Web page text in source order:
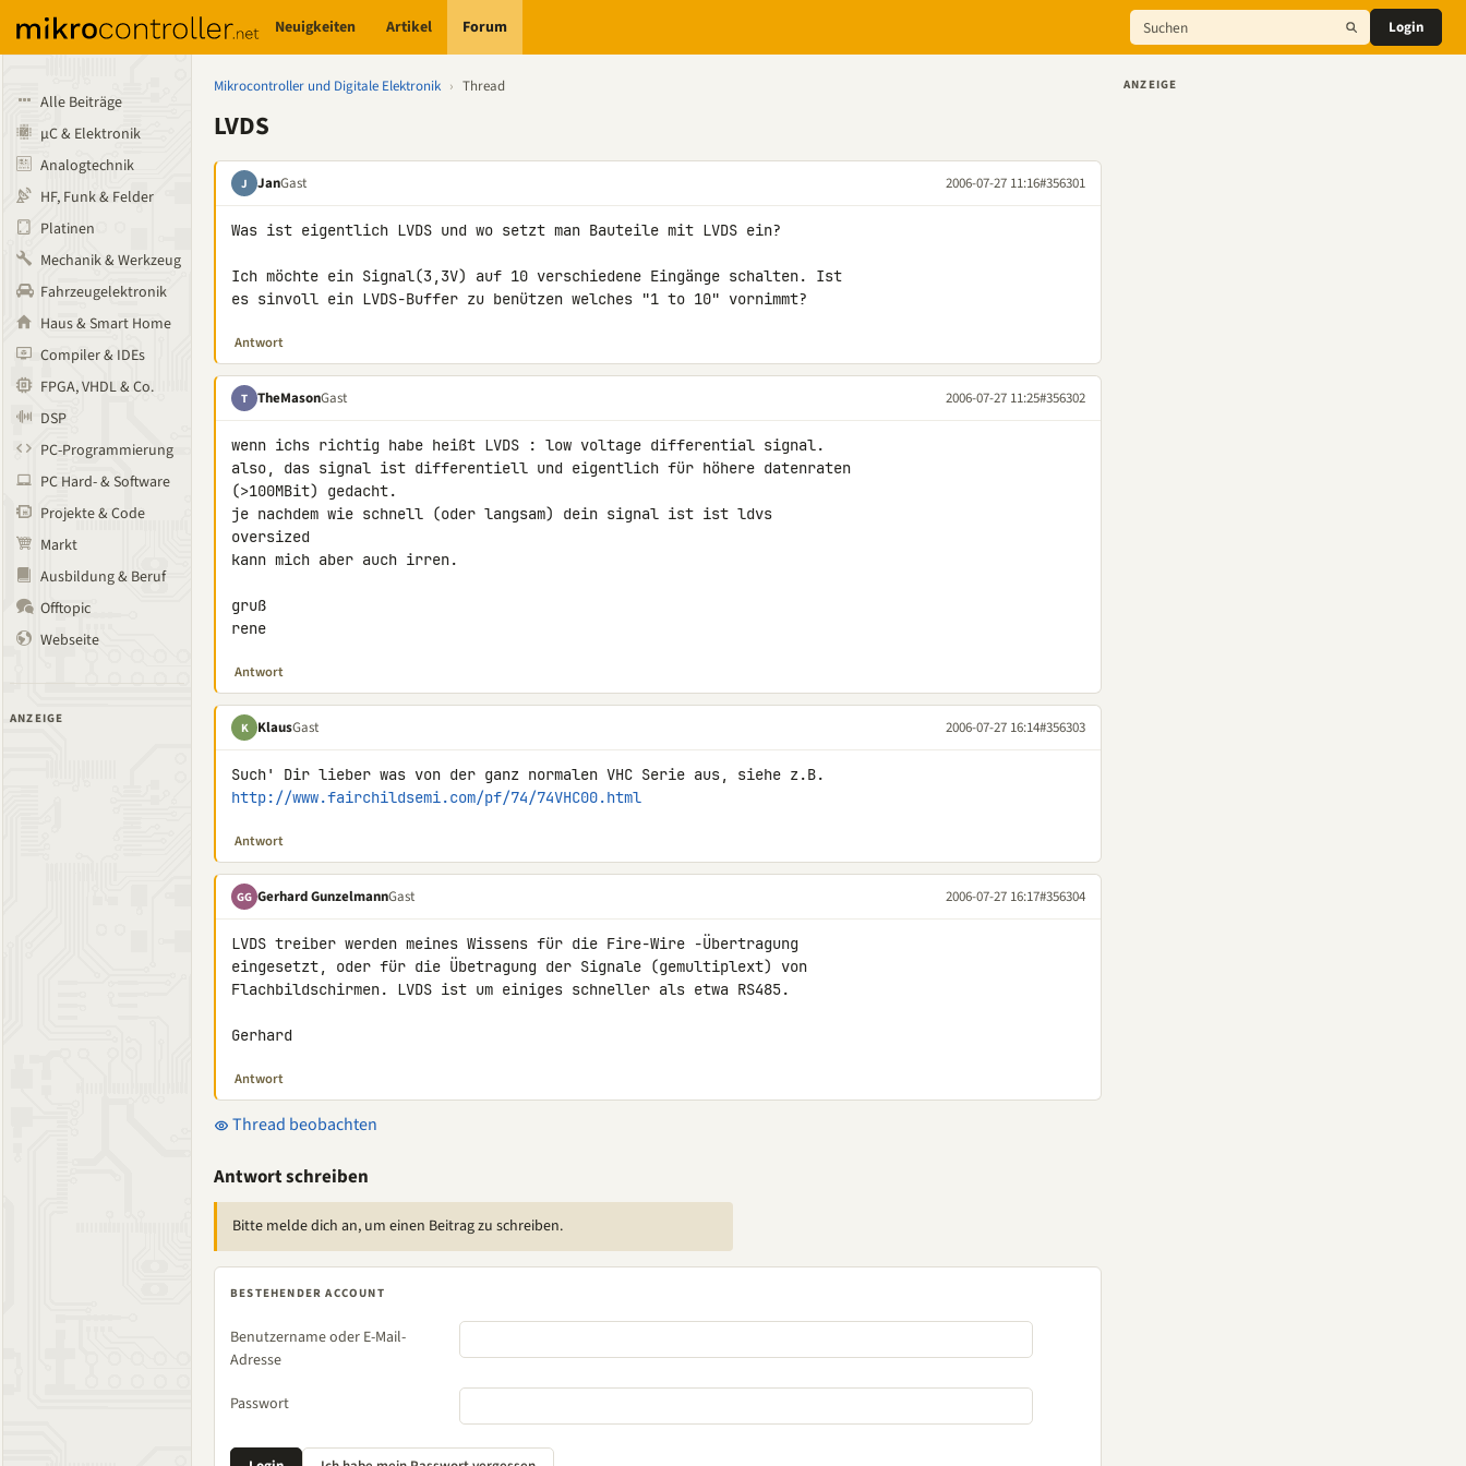
Neuigkeiten Artikel Forum Login
Alle Beiträge
µC & Elektronik
Analogtechnik
HF, Funk & Felder
Platinen
Mechanik & Werkzeug
Fahrzeugelektronik
Haus & Smart Home
Compiler & IDEs
FPGA, VHDL & Co.
DSP
PC-Programmierung
PC Hard- & Software
Projekte & Code
Markt
Ausbildung & Beruf
Offtopic
Webseite
ANZEIGE
Mikrocontroller und Digitale Elektronik › Thread
LVDS
J JanGast 2006-07-27 11:16#356301
Was ist eigentlich LVDS und wo setzt man Bauteile mit LVDS ein?
Ich möchte ein Signal(3,3V) auf 10 verschiedene Eingänge schalten. Ist
es sinvoll ein LVDS-Buffer zu benützen welches "1 to 10" vornimmt?
Antwort
T TheMasonGast 2006-07-27 11:25#356302
wenn ichs richtig habe heißt LVDS : low voltage differential signal.
also, das signal ist differentiell und eigentlich für höhere datenraten
(>100MBit) gedacht.
je nachdem wie schnell (oder langsam) dein signal ist ist ldvs
oversized
kann mich aber auch irren.
gruß
rene
Antwort
K KlausGast 2006-07-27 16:14#356303
http://www.fairchildsemi.com/pf/74/74VHC00.html
Antwort
GG Gerhard GunzelmannGast 2006-07-27 16:17#356304
LVDS treiber werden meines Wissens für die Fire-Wire -Übertragung
eingesetzt, oder für die Übetragung der Signale (gemultiplext) von
Flachbildschirmen. LVDS ist um einiges schneller als etwa RS485.
Gerhard
Antwort
Thread beobachten
Antwort schreiben
Bitte melde dich an, um einen Beitrag zu schreiben.
BESTEHENDER ACCOUNT
Benutzername oder E-Mail-
Adresse
Passwort
ANZEIGE